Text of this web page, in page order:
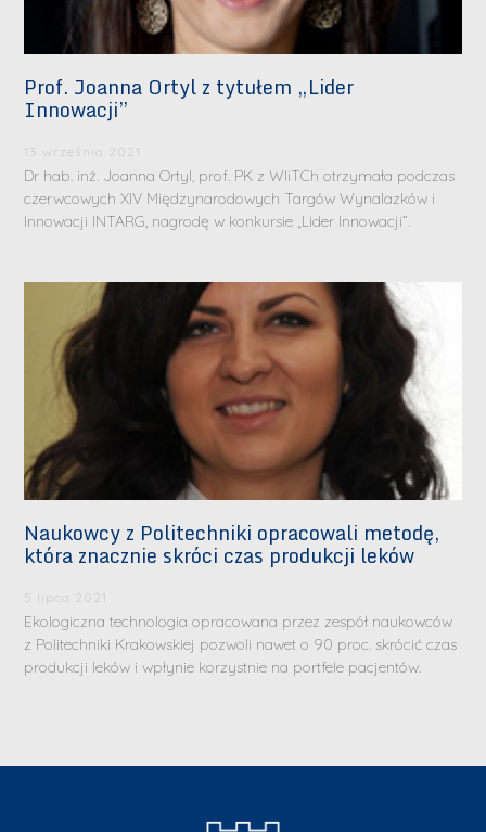
Prof. Joanna Ortyl z tytułem „Lider
Innowacji”
13 września 2021
Dr hab. inż. Joanna Ortyl, prof. PK z WIiTCh otrzymała podczas
czerwcowych XIV Międzynarodowych Targów Wynalazków i
Innowacji INTARG, nagrodę w konkursie „Lider Innowacji”.
Naukowcy z Politechniki opracowali metodę,
która znacznie skróci czas produkcji leków
5 lipca 2021
Ekologiczna technologia opracowana przez zespół naukowców
z Politechniki Krakowskiej pozwoli nawet o 90 proc. skrócić czas
produkcji leków i wpłynie korzystnie na portfele pacjentów.